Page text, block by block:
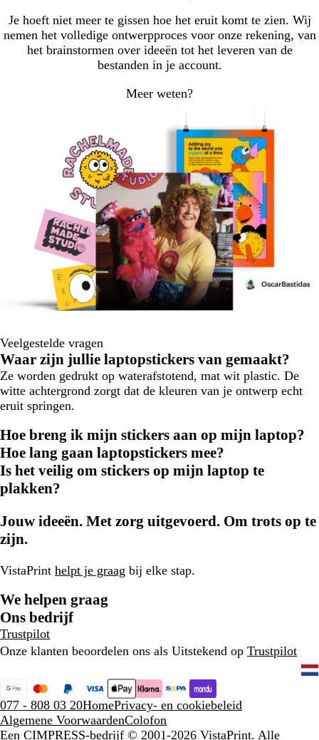
Je hoeft niet meer te gissen hoe het eruit komt te zien. Wij
nemen het volledige ontwerpproces voor onze rekening, van
het brainstormen over ideeën tot het leveren van de
bestanden in je account.
Meer weten?
Veelgestelde vragen
Waar zijn jullie laptopstickers van gemaakt?
Ze worden gedrukt op waterafstotend, mat wit plastic. De
witte achtergrond zorgt dat de kleuren van je ontwerp echt
eruit springen.
Hoe breng ik mijn stickers aan op mijn laptop?
Hoe lang gaan laptopstickers mee?
Is het veilig om stickers op mijn laptop te
plakken?
Jouw ideeën. Met zorg uitgevoerd. Om trots op te
zijn.
VistaPrint helpt je graag bij elke stap.
We helpen graag
Ons bedrijf
Trustpilot
Onze klanten beoordelen ons als Uitstekend op Trustpilot
077 - 808 03 20HomePrivacy- en cookiebeleid
Algemene VoorwaardenColofon
Een CIMPRESS-bedrijf © 2001-2026 VistaPrint. Alle